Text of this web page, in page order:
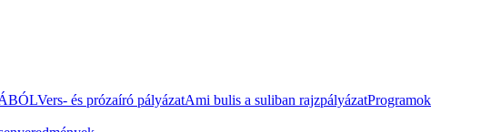
Vers- és prózaíró pályázatAmi bulis a suliban rajzpályázatProgramok